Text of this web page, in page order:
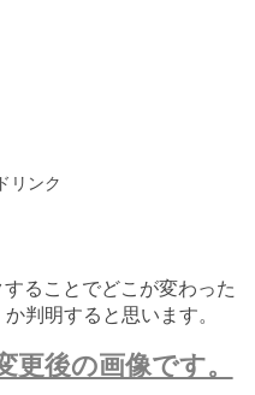
リンク
ることでどこが変わった
か判明すると思います。
更後の画像です。